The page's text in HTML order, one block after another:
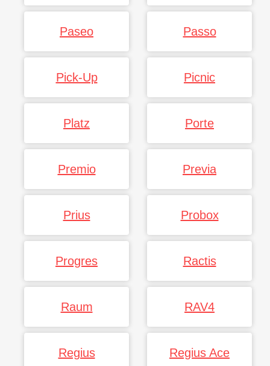
Paseo Passo
Pick-Up Picnic
Platz Porte
Premio Previa
Prius Probox
Progres Ractis
Raum RAV4
Regius Regius Ace